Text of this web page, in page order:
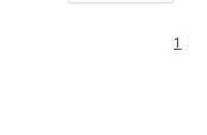
1